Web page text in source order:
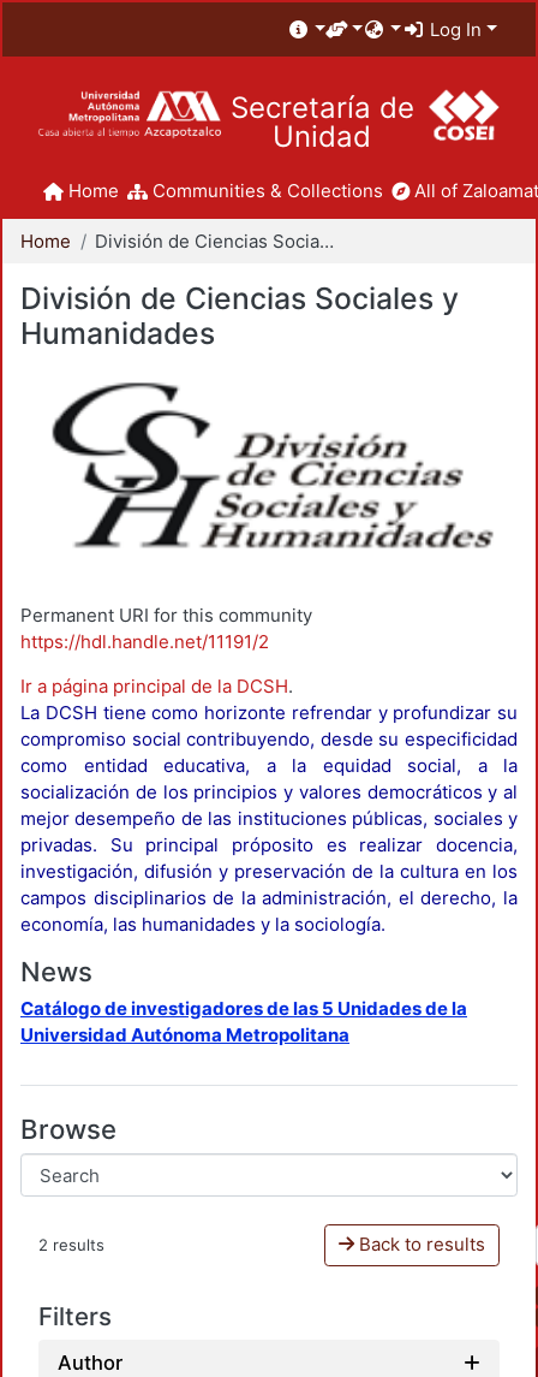
Log In
Secretaría de
Unidad
Home Communities & Collections All of
Home División de Ciencias Sociales y Humanidades
División de Ciencias Sociales y
Humanidades
Permanent URI for this community
https://hdl.handle.net/11191/2
Ir a página principal de la DCSH.
La DCSH tiene como horizonte refrendar y profundizar su
compromiso social contribuyendo, desde su especificidad
como entidad educativa, a la equidad social, a la
socialización de los principios y valores democráticos y al
mejor desempeño de las instituciones públicas, sociales y
privadas. Su principal próposito es realizar docencia,
investigación, difusión y preservación de la cultura en los
campos disciplinarios de la administración, el derecho, la
economía, las humanidades y la sociología.
News
Catálogo de investigadores de las 5 Unidades de la
Universidad Autónoma Metropolitana
Browse
2 results Back to results
Filters
Author